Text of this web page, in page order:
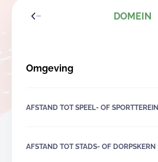
DOMEIN
Omgeving
AFSTAND TOT SPEEL- OF SPORTTEREIN
AFSTAND TOT STADS- OF DORPSKERN